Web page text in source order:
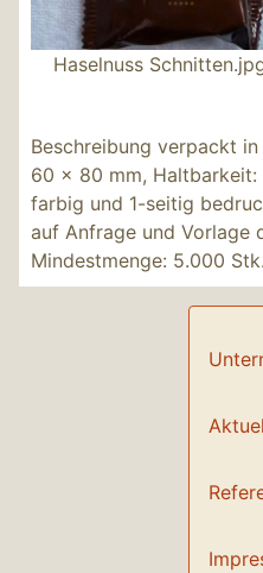
Haselnuss
Beschreibung verpackt in
60 x 80 mm, Haltbarkeit:
farbig und 1-seitig
auf Anfrage und Vorlage
Mindestmenge: 5.000 Stk.